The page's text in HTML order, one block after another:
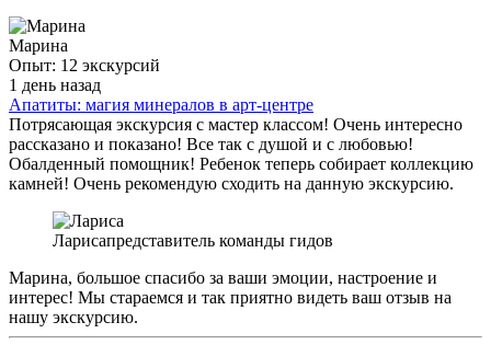
Марина
Опыт: 12 экскурсий
1 день назад
Апатиты: магия минералов в арт-центре
Потрясающая экскурсия с мастер классом! Очень интересно
рассказано и показано! Все так с душой и с любовью!
Обалденный помощник! Ребенок теперь собирает коллекцию
камней! Очень рекомендую сходить на данную экскурсию.
Ларисапредставитель команды гидов
Марина, большое спасибо за ваши эмоции, настроение и
интерес! Мы стараемся и так приятно видеть ваш отзыв на
нашу экскурсию.